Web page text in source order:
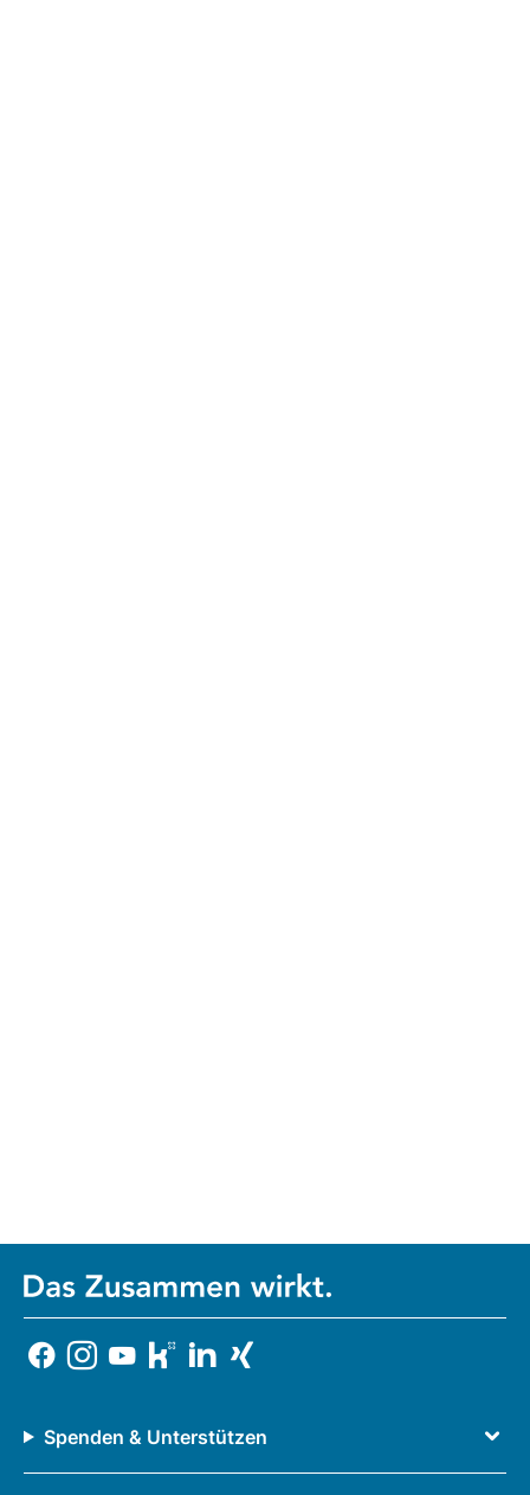
Spenden & Unterstützen